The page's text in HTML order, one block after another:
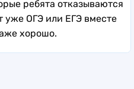
ребята отказываются
уже ОГЭ или ЕГЭ вместе
хорошо.